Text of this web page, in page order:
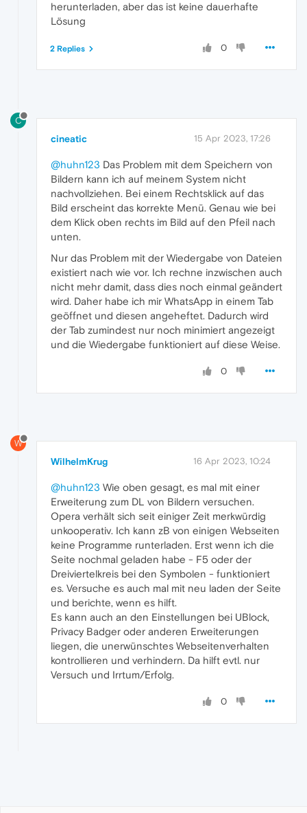
herunterladen, aber das ist keine dauerhafte
Lösung
0
2 Replies
C
cineatic 15 Apr 2023, 17:26
@huhn123 Das Problem mit dem Speichern von
Bildern kann ich auf meinem System nicht
nachvollziehen. Bei einem Rechtsklick auf das
Bild erscheint das korrekte Menü. Genau wie bei
dem Klick oben rechts im Bild auf den Pfeil nach
unten.
Nur das Problem mit der Wiedergabe von Dateien
existiert nach wie vor. Ich rechne inzwischen auch
nicht mehr damit, dass dies noch einmal geändert
wird. Daher habe ich mir WhatsApp in einem Tab
geöffnet und diesen angeheftet. Dadurch wird
der Tab zumindest nur noch minimiert angezeigt
und die Wiedergabe funktioniert auf diese Weise.
0
W
WilhelmKrug 16 Apr 2023, 10:24
@huhn123 Wie oben gesagt, es mal mit einer
Erweiterung zum DL von Bildern versuchen.
Opera verhält sich seit einiger Zeit merkwürdig
unkooperativ. Ich kann zB von einigen Webseiten
keine Programme runterladen. Erst wenn ich die
Seite nochmal geladen habe - F5 oder der
Dreiviertelkreis bei den Symbolen - funktioniert
es. Versuche es auch mal mit neu laden der Seite
und berichte, wenn es hilft.
Es kann auch an den Einstellungen bei UBlock,
Privacy Badger oder anderen Erweiterungen
liegen, die unerwünschtes Webseitenverhalten
kontrollieren und verhindern. Da hilft evtl. nur
Versuch und Irrtum/Erfolg.
0